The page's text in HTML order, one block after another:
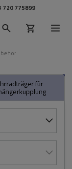
720 775899
für